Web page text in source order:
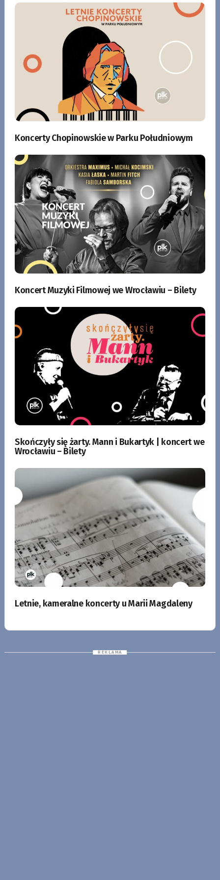
Koncerty Chopinowskie w Parku Południowym
Koncert Muzyki Filmowej we Wrocławiu – Bilety
Skończyły się żarty. Mann i Bukartyk | koncert we
Wrocławiu – Bilety
Letnie, kameralne koncerty u Marii Magdaleny